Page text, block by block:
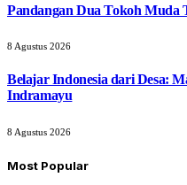
Pandangan Dua Tokoh
8 Agustus 2026
Belajar Indonesia dari Desa:
Indramayu
8 Agustus 2026
Most Popular